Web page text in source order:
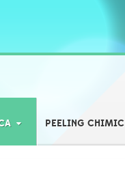
PEELING CHIMIC